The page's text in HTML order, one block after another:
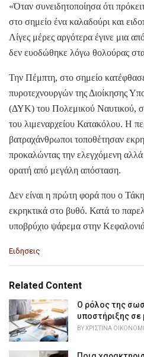
«Όταν συνειδητοποίησα ότι
στο σημείο ένα καλαδούρι και
Λίγες μέρες αργότερα έγινε μια
δεν ευοδώθηκε λόγω θολούρας
Την Πέμπτη, στο σημείο κατέφθασε
πυροτεχνουργών της Διοίκησης
(ΔΥΚ) του Πολεμικού Ναυτικού,
του λιμεναρχείου Κατακόλου. Η
βατραχάνθρωποι τοποθέτησαν
προκαλώντας την ελεγχόμενη
ορατή από μεγάλη απόσταση.
Δεν είναι η πρώτη φορά που ο
εκρηκτικά στο βυθό. Κατά το
υποβρύχιο ψάρεμα στην
C
e
o
r
i
e
Ειδησεις
Related Content
Ο ρόλος της
υποστήριξης σε
BYΧΡΙΣΤΊΝΑ